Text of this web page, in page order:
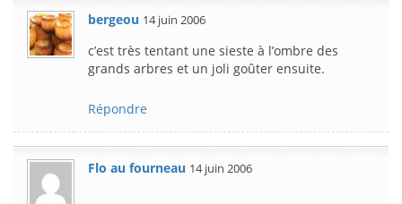
bergeou 14 juin 2006
c’est très tentant une sieste à l’ombre des
grands arbres et un joli goûter ensuite.
Répondre
Flo au fourneau 14 juin 2006